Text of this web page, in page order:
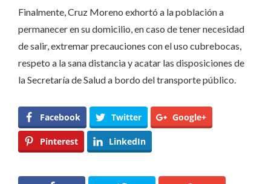
Finalmente, Cruz Moreno exhortó a la población a
permanecer en su domicilio, en caso de tener necesidad
de salir, extremar precauciones con el uso cubrebocas,
respeto a la sana distancia y acatar las disposiciones de
la Secretaría de Salud a bordo del transporte público.
Facebook Twitter Google+
Pinterest LinkedIn